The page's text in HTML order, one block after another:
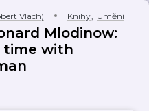
Vlach) Knihy, Umění
Mlodinow:
time with